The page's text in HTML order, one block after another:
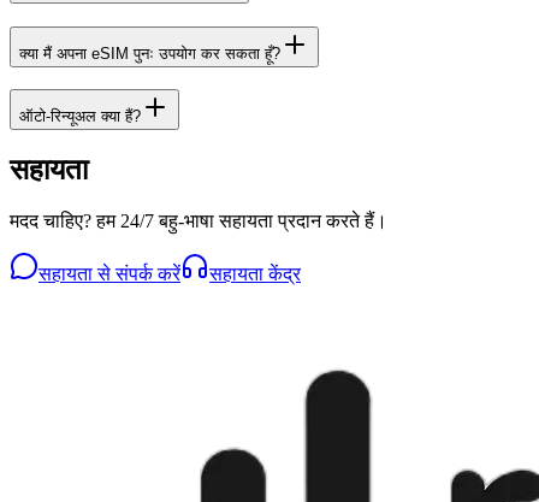
क्या मैं अपना eSIM पुनः उपयोग कर सकता हूँ?
ऑटो-रिन्यूअल क्या हैं?
सहायता
मदद चाहिए? हम 24/7 बहु-भाषा सहायता प्रदान करते हैं।
सहायता से संपर्क करें सहायता केंद्र